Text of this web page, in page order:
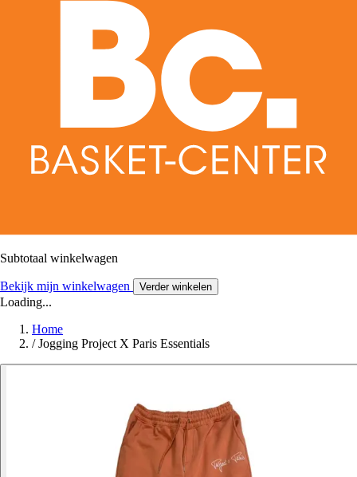
Subtotaal winkelwagen
Bekijk mijn winkelwagen Verder winkelen
Loading...
Home
/ Jogging Project X Paris Essentials